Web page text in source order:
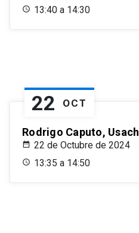
13:40 a 14:30
22 OCT
Rodrigo Caputo, Usach
22 de Octubre de 2024
13:35 a 14:50